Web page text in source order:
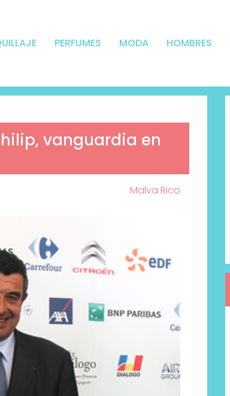
PERFUMES MODA HOMBRES
vanguardia en
Malva Rico